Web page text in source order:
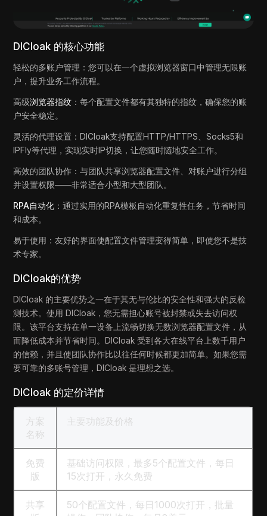
DICloak 的核心功能
轻松的多账户管理：您可以在一个虚拟浏览器窗口中管理无限账
户，提升业务工作流程。
高级浏览器指纹 ：每个配置文件都有其独特的指纹，确保您的账
户安全稳定。
灵活的代理设置：DICloak支持配置HTTP/HTTPS、Socks5和
IPFly等代理，实现实时IP切换，让您随时随地安全工作。
高效的团队协作：与团队共享浏览器配置文件、对账户进行分组
并设置权限——非常适合小型和大型团队。
RPA自动化 ：通过实用的RPA模板自动化重复性任务，节省时间
和成本。
易于使用：友好的界面使配置文件管理变得简单，即使您不是技
术专家。
DICloak的优势
DICloak 的主要优势之一在于其无与伦比的安全性和强大的反检
测技术。使用 DICloak，您无需担心账号被封禁或失去访问权
限。该平台支持在单一设备上流畅切换无数浏览器配置文件，从
而降低成本并节省时间。DICloak 受到各大在线平台上数千用户
的信赖，并且使团队协作比以往任何时候都更加简单。如果您需
要可靠的多账号管理，DICloak 是理想之选。
DICloak 的定价详情
方案
名称
主要功能及价格
免费
版
基础访问权限，最多5个配置文件，每日
15次打开，永久免费
共享
50个配置文件，每日1000次打开，批量